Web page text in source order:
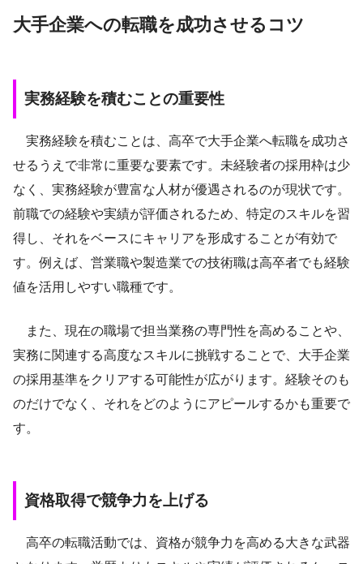
大手企業への転職を成功させるコツ
実務経験を積むことの重要性
実務経験を積むことは、高卒で大手企業へ転職を成功さ
せるうえで非常に重要な要素です。未経験者の採用枠は少
なく、実務経験が豊富な人材が優遇されるのが現状です。
前職での経験や実績が評価されるため、特定のスキルを習
得し、それをベースにキャリアを形成することが有効で
す。例えば、営業職や製造業での技術職は高卒者でも経験
値を活用しやすい職種です。
また、現在の職場で担当業務の専門性を高めることや、
実務に関連する高度なスキルに挑戦することで、大手企業
の採用基準をクリアする可能性が広がります。経験そのも
のだけでなく、それをどのようにアピールするかも重要で
す。
資格取得で競争力を上げる
高卒の転職活動では、資格が競争力を高める大きな武器